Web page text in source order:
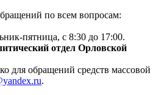
по всем вопросам:
пятница, с 8:30 до 17:00.
отдел Орловской
для обращений средств массовой
.